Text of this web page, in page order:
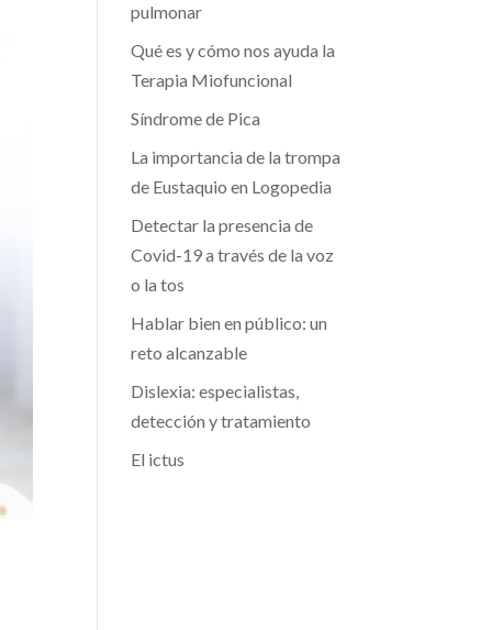
pulmonar
Qué es y cómo nos ayuda la
Terapia Miofuncional
Síndrome de Pica
La importancia de la trompa
de Eustaquio en Logopedia
Detectar la presencia de
Covid-19 a través de la voz
o la tos
Hablar bien en público: un
reto alcanzable
Dislexia: especialistas,
detección y tratamiento
El ictus